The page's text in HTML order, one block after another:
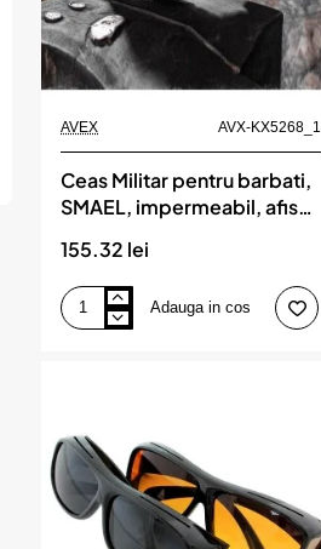
AVEX AVX-KX5268_1
Ceas Militar pentru barbati,
SMAEL, impermeabil, afisaj
155.32 lei
Ceas
Militar
afisaj
LED,
culoare
Negru
Adauga in cos